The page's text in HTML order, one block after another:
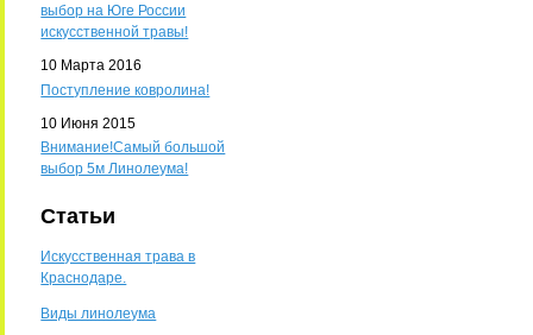
выбор на Юге России
искусственной травы!
10 Марта 2016
Поступление ковролина!
10 Июня 2015
Внимание!Самый большой
выбор 5м Линолеума!
Статьи
Искусственная трава в
Краснодаре.
Виды линолеума